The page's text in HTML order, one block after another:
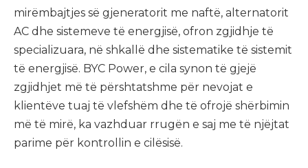
mirëmbajtjes së gjeneratorit me naftë, alternatorit
AC dhe sistemeve të energjisë, ofron zgjidhje të
specializuara, në shkallë dhe sistematike të sistemit
të energjisë. BYC Power, e cila synon të gjejë
zgjidhjet më të përshtatshme për nevojat e
klientëve tuaj të vlefshëm dhe të ofrojë shërbimin
më të mirë, ka vazhduar rrugën e saj me të njëjtat
parime për kontrollin e cilësisë.